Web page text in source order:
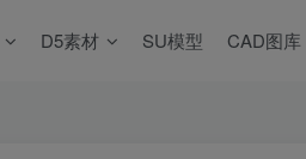
D5素材 SU模型 CAD图库